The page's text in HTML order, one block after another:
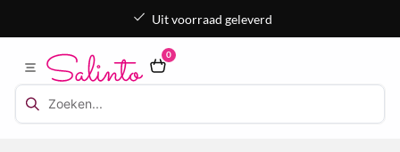
Uit voorraad geleverd
0